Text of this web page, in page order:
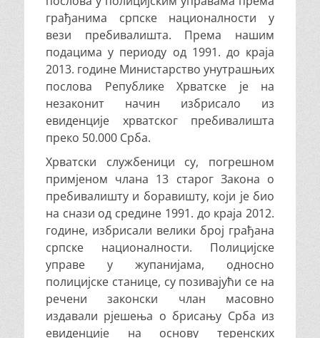
грађанима српске националности у
вези пребивалишта. Према нашим
подацима у периоду од 1991. до краја
2013. године Министарство унутрашњих
послова Републике Хрватске је на
незаконит начин избрисало из
евиденције хрватског пребивалишта
преко 50.000 Срба.
Хрватски службеници су, погрешном
примјеном члана 13 старог Закона о
пребивалишту и боравишту, који је био
на снази од средине 1991. до краја 2012.
године, избрисали велики број грађана
српске националности. Полицијске
управе у жупанијама, односно
полицијске станице, су позивајући се на
речени законски члан масовно
издавали рјешења о брисању Срба из
евиденције на основу теренских